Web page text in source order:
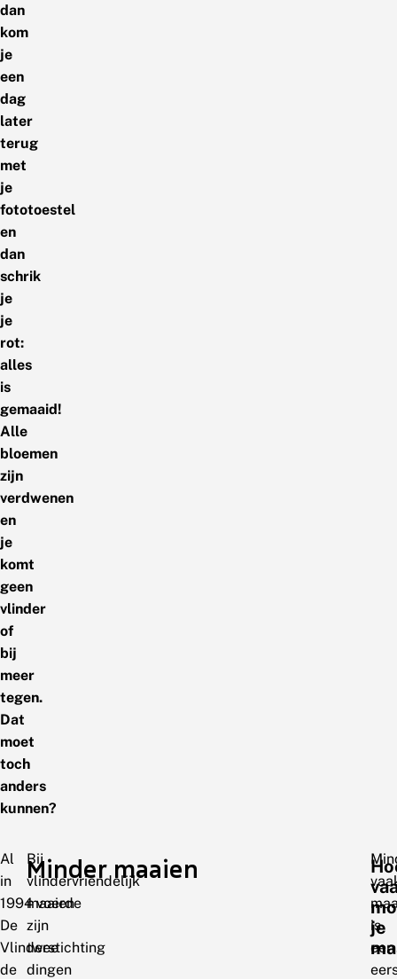
dan
kom
je
een
dag
later
terug
met
je
fototoestel
en
dan
schrik
je
je
rot:
alles
is
gemaaid!
Alle
bloemen
zijn
verdwenen
en
je
komt
geen
vlinder
of
bij
meer
tegen.
Dat
moet
toch
anders
kunnen?
Al
in
1994 voerde
De
Vlinderstichting
de
Bij
vlindervriendelijk
maaien
zijn
twee
dingen
Minder maaien
is
een
je